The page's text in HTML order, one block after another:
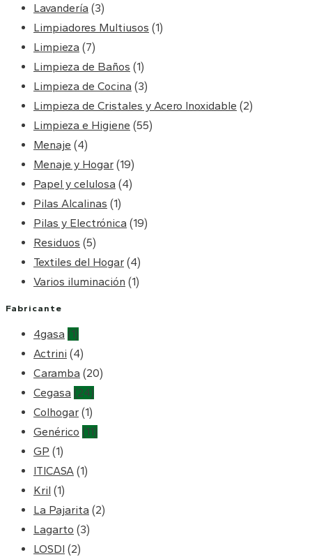
Lavandería (3)
Limpiadores Multiusos (1)
Limpieza (7)
Limpieza de Baños (1)
Limpieza de Cocina (3)
Limpieza de Cristales y Acero Inoxidable (2)
Limpieza e Higiene (55)
Menaje (4)
Menaje y Hogar (19)
Papel y celulosa (4)
Pilas Alcalinas (1)
Pilas y Electrónica (19)
Residuos (5)
Textiles del Hogar (4)
Varios iluminación (1)
Fabricante
4gasa (1)
Actrini (4)
Caramba (20)
Cegasa (24)
Colhogar (1)
Genérico (11)
GP (1)
ITICASA (1)
Kril (1)
La Pajarita (2)
Lagarto (3)
LOSDI (2)